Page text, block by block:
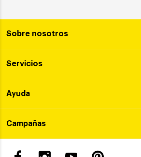
Sobre nosotros
Servicios
Ayuda
Campañas